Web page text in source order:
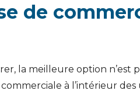
de
la meilleure option
à l’intérieur